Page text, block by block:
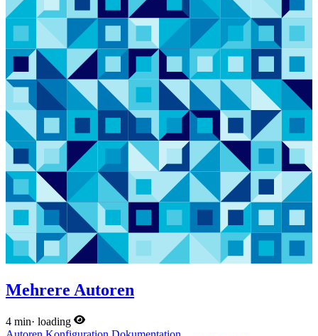
Mehrere Autoren
4 min· loading